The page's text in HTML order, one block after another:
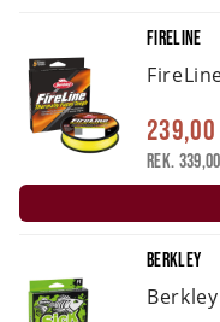
FIRELINE
Rek.
BERKLEY